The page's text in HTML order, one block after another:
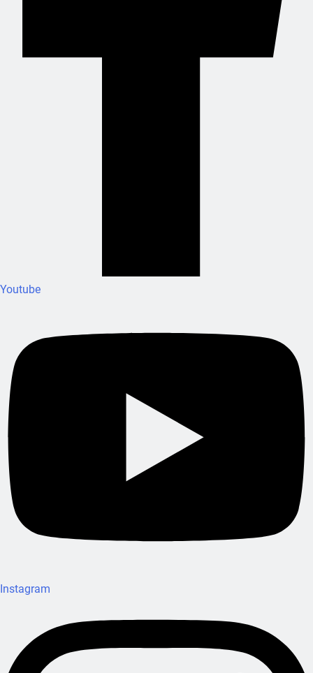
Youtube
Instagram